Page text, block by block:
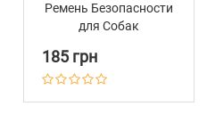
Ремень Безопасности
для Собак
Синий
185 грн